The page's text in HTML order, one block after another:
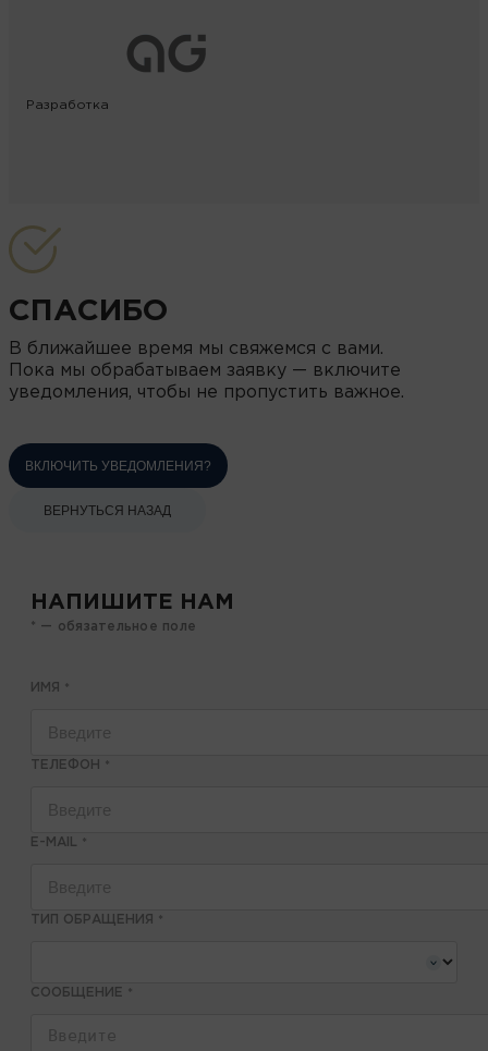
Разработка
СПАСИБО
В ближайшее время мы свяжемся с вами.
Пока мы обрабатываем заявку — включите
уведомления, чтобы не пропустить важное.
ВКЛЮЧИТЬ УВЕДОМЛЕНИЯ?
ВЕРНУТЬСЯ НАЗАД
НАПИШИТЕ НАМ
* — обязательное поле
ИМЯ *
ТЕЛЕФОН *
E-MAIL *
ТИП ОБРАЩЕНИЯ *
СООБЩЕНИЕ *